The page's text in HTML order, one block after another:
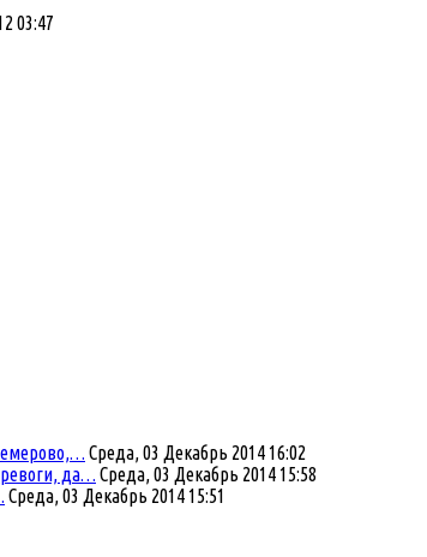
03:47
Среда, 03 Декабрь 2014 16:02
да… Среда, 03 Декабрь 2014 15:58
Среда, 03 Декабрь 2014 15:51